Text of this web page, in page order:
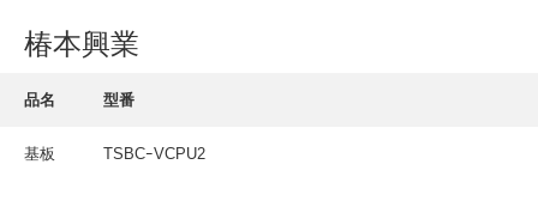
COMPANY PROFILE
椿本興業
品名 型番
基板 TSBCｰVCPU2